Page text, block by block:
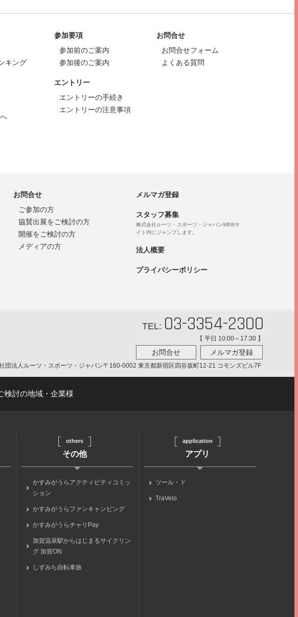
キング
参加要項
参加前のご案内
参加後のご案内
エントリー
エントリーの手続き
エントリーの注意事項
お問合せ
お問合せフォーム
よくある質問
お問合せ
ご参加の方
協賛出展をご検討の方
開催をご検討の方
メディアの方
メルマガ登録
スタッフ募集
株式会社ルーツ・スポーツ・ジャパンWEBサ
イト内にジャンプします。
法人概要
プライバシーポリシー
TEL: 03-3354-2300
【 平日 10:00～17:30 】
お問合せ メルマガ登録
団法人ルーツ・スポーツ・ジャパン〒160-0002 東京都新宿区四谷坂町12-21 コモンズビル7F
検討の地域・企業様
others
その他
かすみがうらアクティビティコミッ
ション
かすみがうらファンキャンピング
かすみがうらチャリPay
加賀温泉駅からはじまるサイクリン
グ 加賀ON
しずみち自転車旅
application
アプリ
ツール・ド
TraVelo